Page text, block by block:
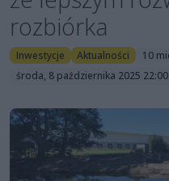
rozbiórka
Inwestycje Aktualności
10
środa, 8 października 2025 22:00